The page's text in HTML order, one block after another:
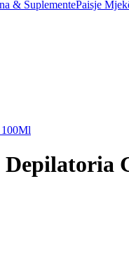
& SuplementePaisje
100Ml